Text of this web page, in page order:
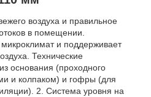
воздуха и правильное
в помещении.
и поддерживает
Технические
основания (проходного
и колпаком) и гофры (для
2. Система уровня на